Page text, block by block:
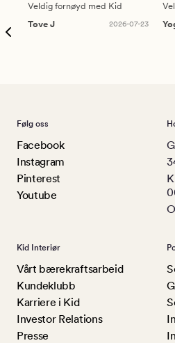
Veldig fornøyd med Kid
Tove J
2026-07-23
Følg oss
Facebook
Instagram
Pinterest
Youtube
Kid Interiør
Vårt bærekraftsarbeid
Kundeklubb
Karriere i Kid
Investor Relations
Presse